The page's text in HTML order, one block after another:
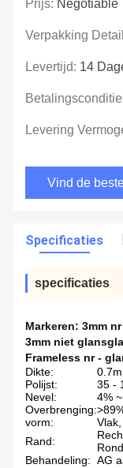
Prijs: Negotiable
Verpakking
Levertijd: 14
Levering
Vind de
Specificaties
specificaties
Markeren: 3mm
3mm niet
Frameless nr -
Dikte:
Polijst:
35 -
Nevel:
4%
Overbrenging:
vorm:
Rand:
Behandeling: AG